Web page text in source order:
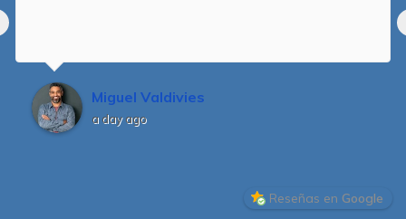
Miguel Valdivies
a day ago
Reseñas en Google